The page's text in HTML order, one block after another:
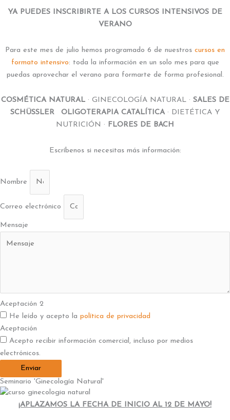
YA PUEDES INSCRIBIRTE A LOS CURSOS INTENSIVOS DE
VERANO
Para este mes de julio hemos programado 6 de nuestros cursos en
formato intensivo: toda la información en un solo mes para que
puedas aprovechar el verano para formarte de forma profesional.
COSMÉTICA NATURAL· GINECOLOGÍA NATURAL · SALES DE
SCHÜSSLER
OLIGOTERAPIA CATALÍTICA· DIETÉTICA Y
NUTRICIÓN · FLORES DE BACH
Escríbenos si necesitas más información:
Nombre
Correo electrónico
Mensaje
Aceptación 2
He leído y acepto la política de privacidad
Aceptación
Acepto recibir información comercial, incluso por medios
electrónicos.
Enviar
Seminario 'Ginecología Natural'
¡APLAZAMOS LA FECHA DE INICIO AL 12 DE MAYO!